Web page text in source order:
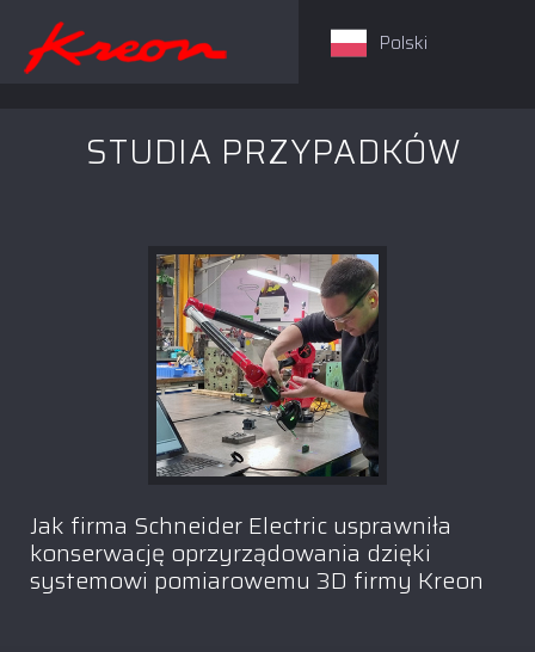
STUDIA PRZYPADKÓW
Jak firma Schneider Electric usprawniła
konserwację oprzyrządowania dzięki
systemowi pomiarowemu 3D firmy Kreon
Polski